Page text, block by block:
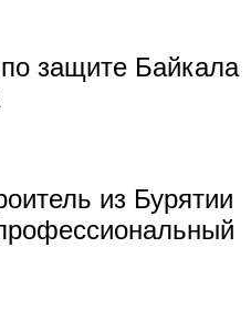
защите Байкала
из Бурятии